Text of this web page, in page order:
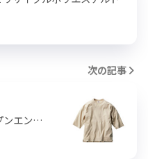
次の記事
ンエン…